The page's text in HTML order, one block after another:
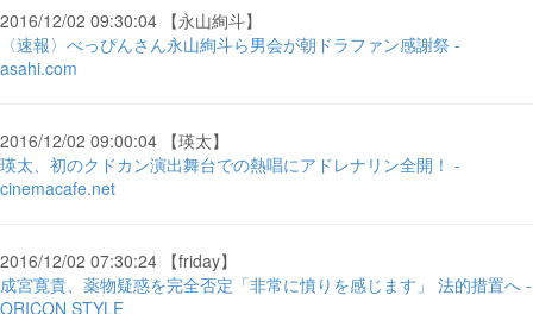
2016/12/02 09:30:04 【永山絢斗】
〈速報〉べっぴんさん永山絢斗ら男会が朝ドラファン感謝祭 -
asahi.com
2016/12/02 09:00:04 【瑛太】
瑛太、初のクドカン演出舞台での熱唱にアドレナリン全開！ -
cinemacafe.net
2016/12/02 07:30:24 【friday】
成宮寛貴、薬物疑惑を完全否定「非常に憤りを感じます」 法的措置へ -
ORICON STYLE